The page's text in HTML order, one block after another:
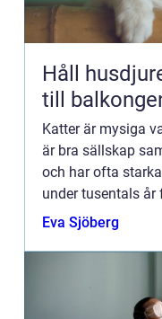
Håll
till
Katter är mysiga
är bra sällskap
och har ofta
under tusentals
människ...
Eva Sjöberg